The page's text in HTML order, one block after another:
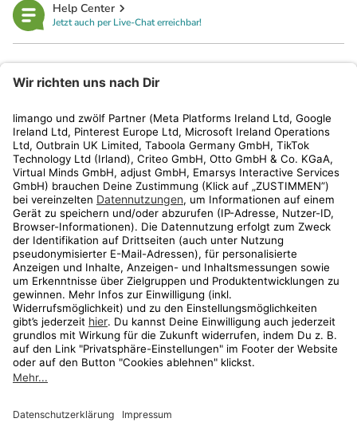
Help Center
Jetzt auch per Live-Chat erreichbar!
Kundenservice
Shop
Aktionen
Travel